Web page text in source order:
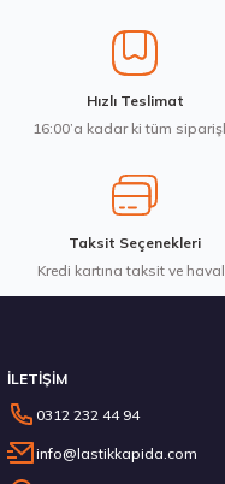
Ürün bilgilerinde hatalar
Ürün fiyatı diğer sitelerden
Bu ürüne benzer farklı
Hankook 195/55R20 95H XL
Hızlı Teslimat
16:00’a kadar ki tüm
Taksit Seçenekleri
Kredi kartına taksit ve
İLETİŞİM
0312 232 44 94
info@lastikkapida.com